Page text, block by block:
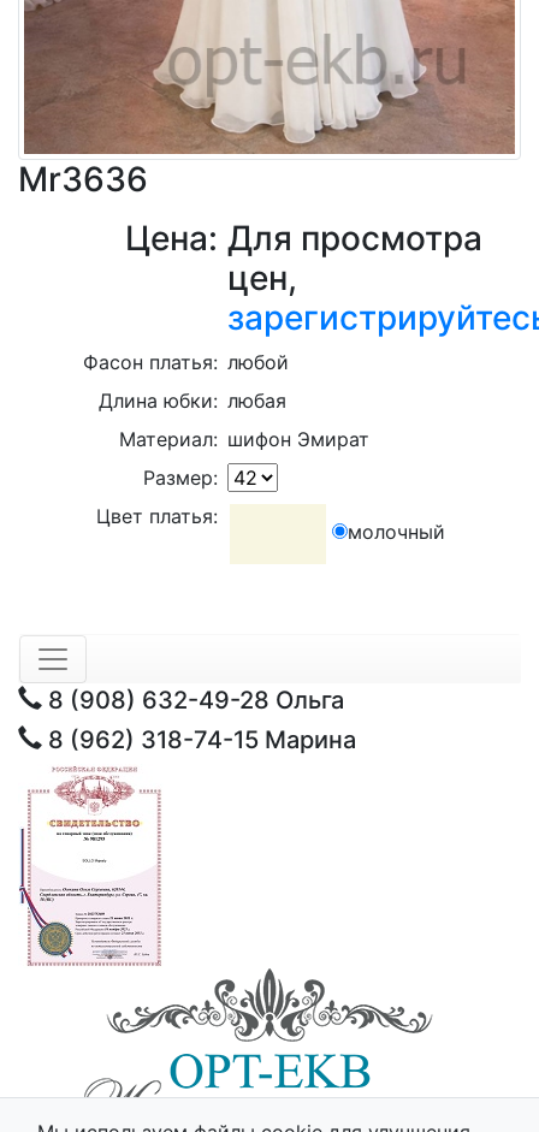
Mr3636
Цена: Для просмотра
цен,
Фасон платья: любой
Длина юбки: любая
Материал: шифон Эмират
Размер:
Цвет платья:
молочный
8 (908) 632-49-28 Ольга
8 (962) 318-74-15 Марина